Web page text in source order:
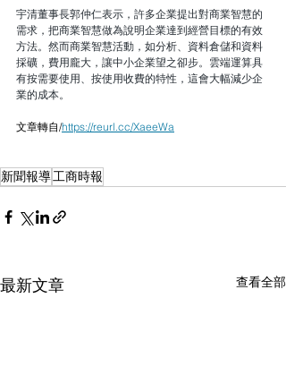
宇清董事長郭仲仁表示，許多企業提出對商業智慧的
需求，把商業智慧做為說明企業達到經營目標的有效
方法。然而商業智慧活動，如分析、資料倉儲和資料
採礦，費用龐大，讓中小企業望之卻步。雲端運算具
有按需要使用、按使用收費的特性，這會大幅減少企
業的成本。
文章轉自/https://reurl.cc/XaeeWa
新聞報導工商時報
最新文章 查看全部